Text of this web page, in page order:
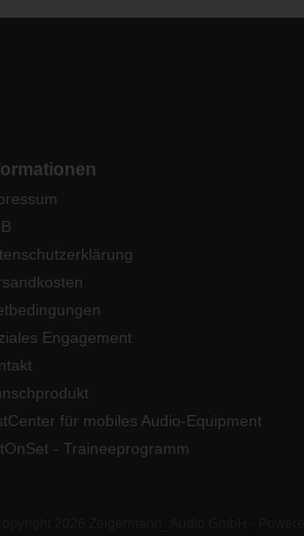
Engagement
für mobiles Audio-Equipment
- Traineeprogramm